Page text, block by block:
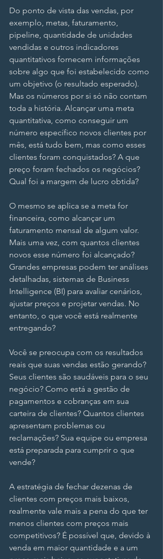
Do ponto de vista das vendas, por
exemplo, metas, faturamento,
pipeline, quantidade de unidades
vendidas e outros indicadores
quantitativos fornecem informações
sobre algo que foi estabelecido como
um objetivo (o resultado esperado).
Mas os números por si só não contam
toda a história. Alcançar uma meta
quantitativa, como conseguir um
número específico novos clientes por
mês, está tudo bem, mas como esses
clientes foram conquistados? A que
preço foram fechados os negócios?
Qual foi a margem de lucro obtida?
O mesmo se aplica se a meta for
financeira, como alcançar um
faturamento mensal de algum valor.
Mais uma vez, com quantos clientes
novos esse número foi alcançado?
Grandes empresas podem ter análises
detalhadas, sistemas de Business
Intelligence (BI) para avaliar cenários,
ajustar preços e projetar vendas. No
entanto, o que você está realmente
entregando?
Você se preocupa com os resultados
reais que suas vendas estão gerando?
Seus clientes são saudáveis para o seu
negócio? Como está a gestão de
pagamentos e cobranças em sua
carteira de clientes? Quantos clientes
apresentam problemas ou
reclamações? Sua equipe ou empresa
está preparada para cumprir o que
vende?
A estratégia de fechar dezenas de
clientes com preços mais baixos,
realmente vale mais a pena do que ter
menos clientes com preços mais
competitivos? É possível que, devido à
venda em maior quantidade e a um